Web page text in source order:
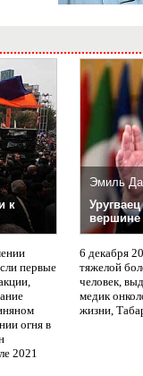
к
первые
огня в
2021
Эмиль
вершине
6 декабря
тяжелой
человек,
медик
жизни,